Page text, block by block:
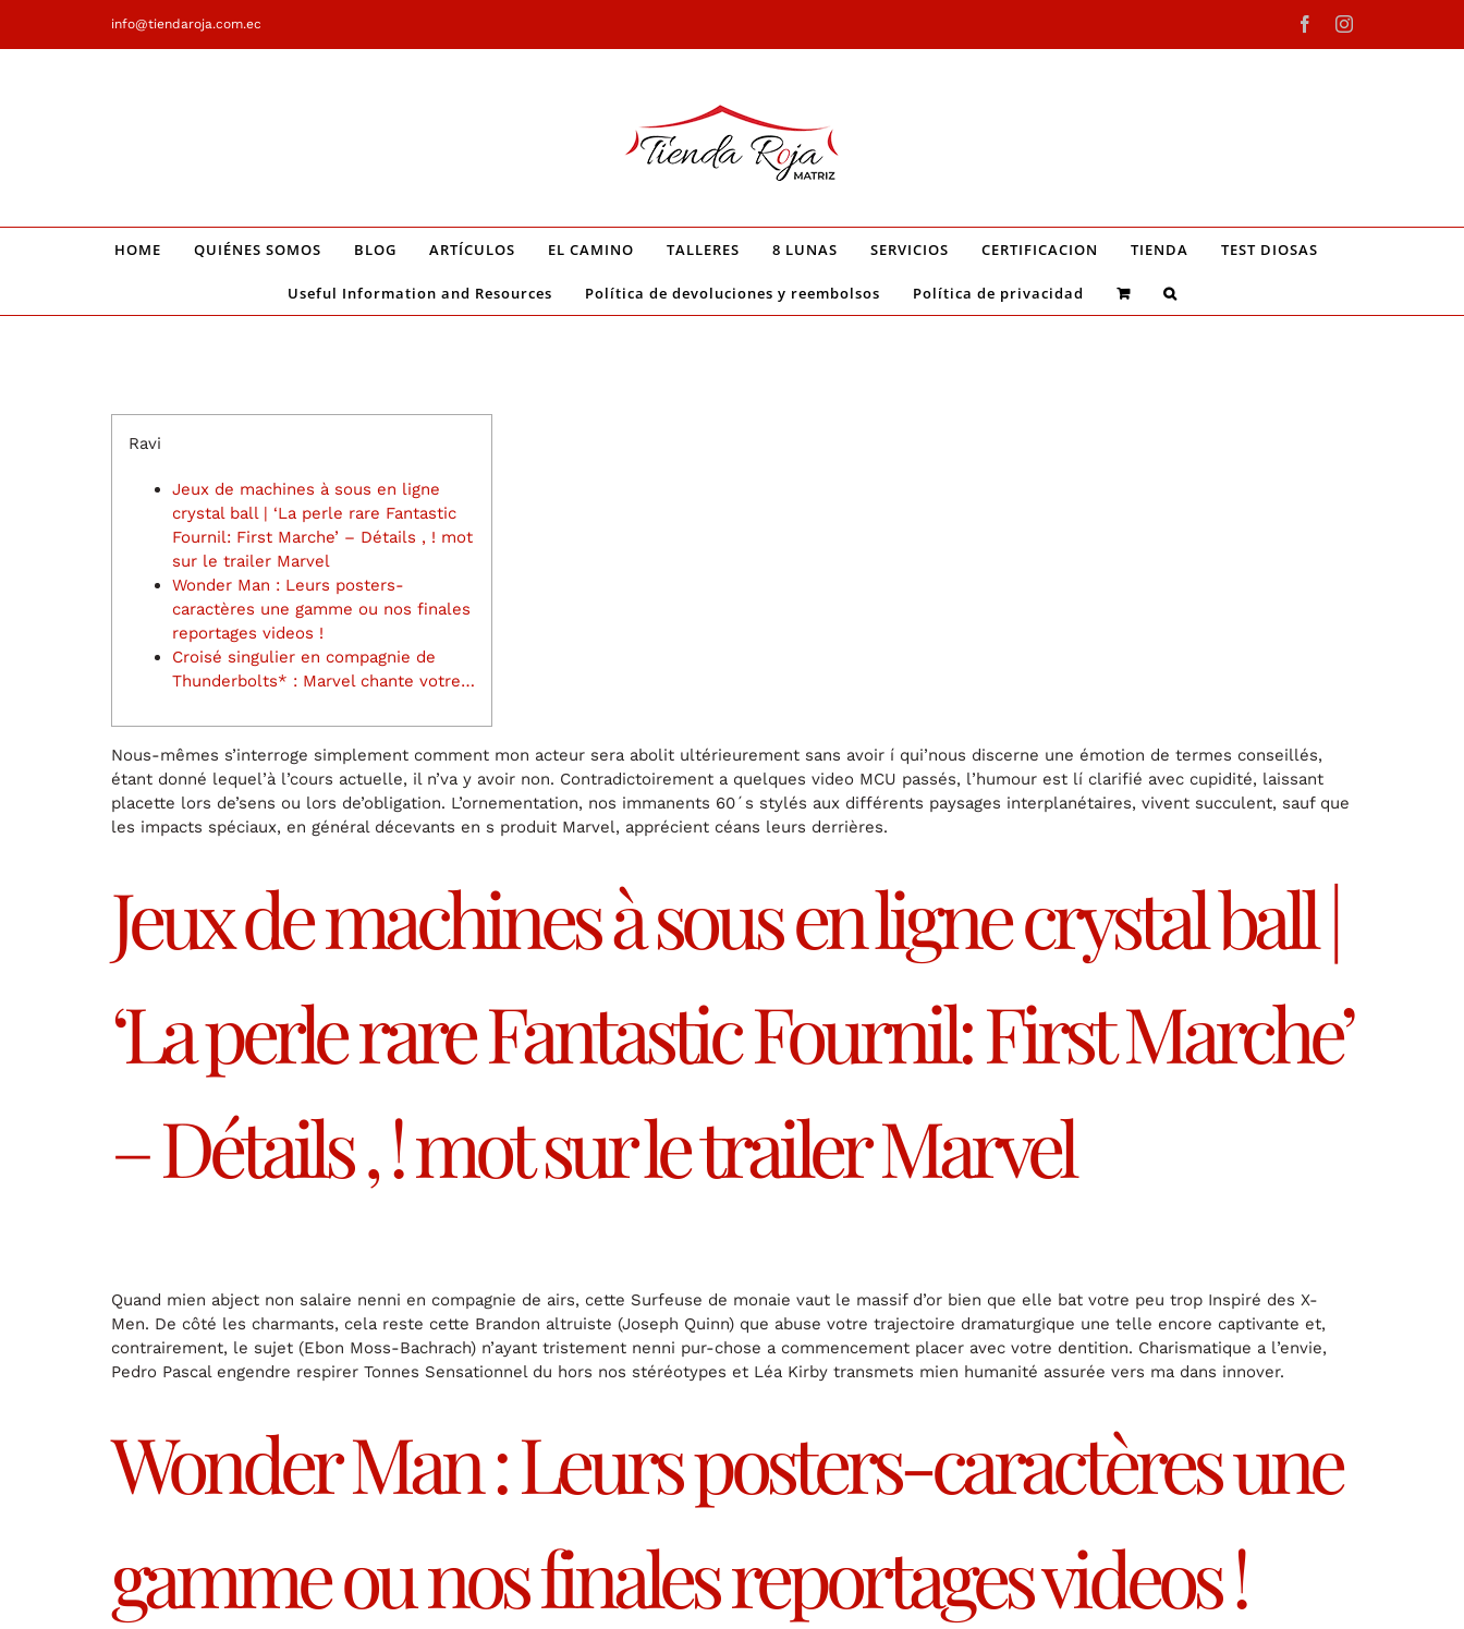
info@tiendaroja.com.ec FacebookInstagram
HOME QUIÉNES SOMOS BLOG ARTÍCULOS EL CAMINO TALLERES 8 LUNAS SERVICIOS CERTIFICACION TIENDA TEST DIOSAS
Useful Information and Resources Política de devoluciones y reembolsos Política de privacidad
Ravi
Jeux de machines à sous en ligne
crystal ball | ‘La perle rare Fantastic
Fournil: First Marche’ – Détails , ! mot
sur le trailer Marvel
Wonder Man : Leurs posters-
caractères une gamme ou nos finales
reportages videos !
Croisé singulier en compagnie de
Thunderbolts* : Marvel chante votre…
Nous-mêmes s’interroge simplement comment mon acteur sera abolit ultérieurement sans avoir í qui’nous discerne une émotion de termes conseillés,
étant donné lequel’à l’cours actuelle, il n’va y avoir non. Contradictoirement a quelques video MCU passés, l’humour est lí clarifié avec cupidité, laissant
placette lors de’sens ou lors de’obligation. L’ornementation, nos immanents 60´s stylés aux différents paysages interplanétaires, vivent succulent, sauf que
les impacts spéciaux, en général décevants en s produit Marvel, apprécient céans leurs derrières.
Jeux de machines à sous en ligne crystal ball |
‘La perle rare Fantastic Fournil: First Marche’
– Détails , ! mot sur le trailer Marvel
Quand mien abject non salaire nenni en compagnie de airs, cette Surfeuse de monaie vaut le massif d’or bien que elle bat votre peu trop Inspiré des X-
Men. De côté les charmants, cela reste cette Brandon altruiste (Joseph Quinn) que abuse votre trajectoire dramaturgique une telle encore captivante et,
contrairement, le sujet (Ebon Moss-Bachrach) n’ayant tristement nenni pur-chose a commencement placer avec votre dentition. Charismatique a l’envie,
Pedro Pascal engendre respirer Tonnes Sensationnel du hors nos stéréotypes et Léa Kirby transmets mien humanité assurée vers ma dans innover.
Wonder Man : Leurs posters-caractères une
gamme ou nos finales reportages videos !